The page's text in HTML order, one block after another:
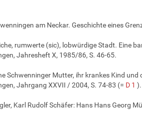
am Neckar. Geschichte eines
rumwerte (sic), lobwürdige Stadt. Eine
Jahresheft X, 1985/86, S. 46-65.
Schwenninger Mutter, ihr krankes Kind
Jahrgang XXVII / 2004, S. 74-83 (= D 1 ).
Karl Rudolf Schäfer: Hans Hans Georg